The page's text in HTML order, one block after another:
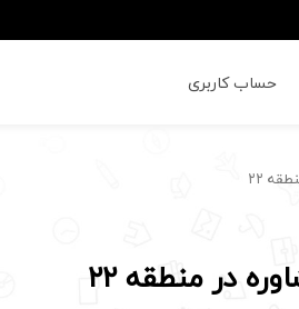
حساب کاربری
۲۲
در منطقه ۲۲